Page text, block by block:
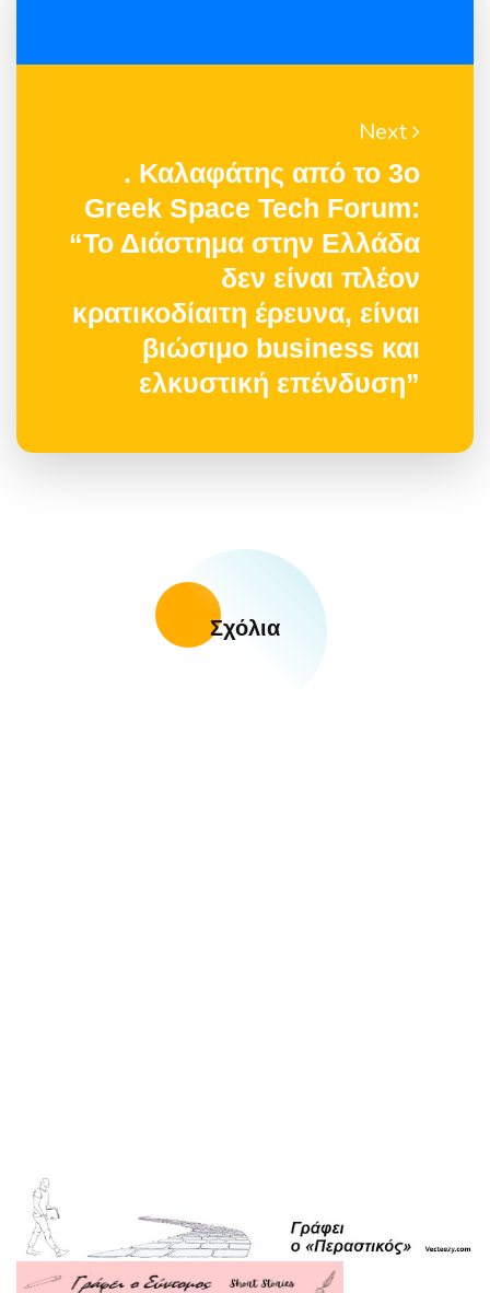
Next
. Καλαφάτης από το 3ο
Greek Space Tech Forum:
“Το Διάστημα στην Ελλάδα
δεν είναι πλέον
κρατικοδίαιτη έρευνα, είναι
βιώσιμο business και
ελκυστική επένδυση”
Σχόλια